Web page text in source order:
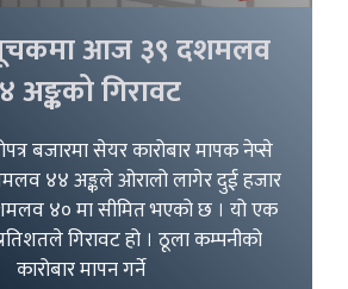
आज ३९ दशमलव
अङ्कको गिरावट
बजारमा सेयर कारोबार मापक नेप्से
४४ अङ्कले ओरालो लागेर दुई हजार
४० मा सीमित भएको छ । यो एक
गिरावट हो । ठूला कम्पनीको
कारोबार मापन गर्ने